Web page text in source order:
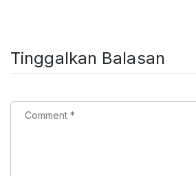
Tinggalkan Balasan